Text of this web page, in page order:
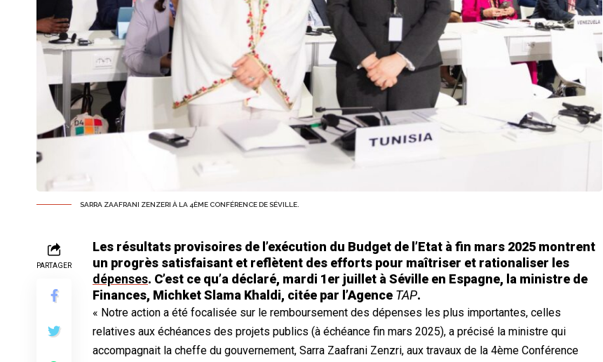
SARRA ZAAFRANI ZENZERI À LA 4ÈME CONFÉRENCE DE SÉVILLE.
PARTAGER
Les résultats provisoires de l’exécution du Budget de l’Etat à fin mars 2025 montrent
un progrès satisfaisant et reflètent des efforts pour maîtriser et rationaliser les
dépenses. C’est ce qu’a déclaré, mardi 1er juillet à Séville en Espagne, la ministre de
Finances, Michket Slama Khaldi, citée par l’Agence TAP.
« Notre action a été focalisée sur le remboursement des dépenses les plus importantes, celles
relatives aux échéances des projets publics (à échéance fin mars 2025), a précisé la ministre qui
accompagnait la cheffe du gouvernement, Sarra Zaafrani Zenzri, aux travaux de la 4ème Conférence